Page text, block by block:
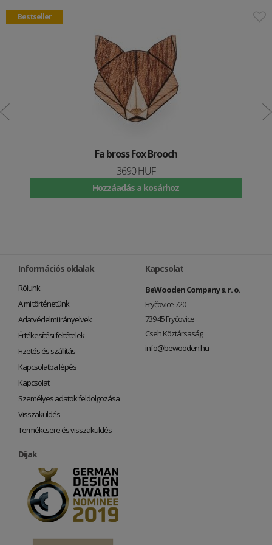
Bestseller
Fa bross Fox Brooch
3690 HUF
Hozzáadás a kosárhoz
Információs oldalak
Rólunk
A mi történetünk
Adatvédelmi irányelvek
Értékesítési feltételek
Fizetés és szállítás
Kapcsolatba lépés
Kapcsolat
Személyes adatok feldolgozása
Visszaküldés
Termékcsere és visszaküldés
Kapcsolat
BeWooden Company s. r. o.
Fryčovice 720
739 45 Fryčovice
Cseh Köztársaság
info@bewooden.hu
Díjak